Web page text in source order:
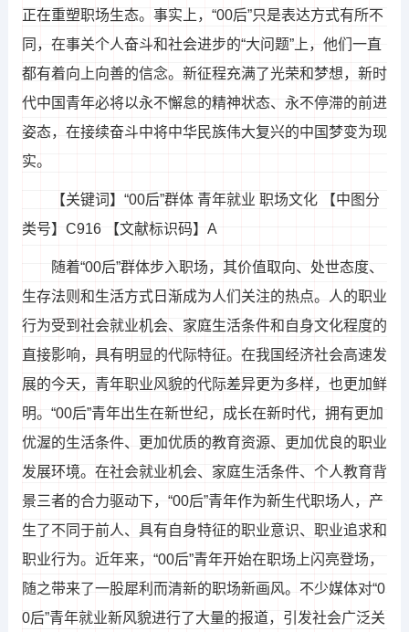
正在重塑职场生态。事实上，“00后”只是表达方式有所不
同，在事关个人奋斗和社会进步的“大问题”上，他们一直
都有着向上向善的信念。新征程充满了光荣和梦想，新时
代中国青年必将以永不懈怠的精神状态、永不停滞的前进
姿态，在接续奋斗中将中华民族伟大复兴的中国梦变为现
实。
【关键词】“00后”群体 青年就业 职场文化 【中图分
类号】C916 【文献标识码】A
随着“00后”群体步入职场，其价值取向、处世态度、
生存法则和生活方式日渐成为人们关注的热点。人的职业
行为受到社会就业机会、家庭生活条件和自身文化程度的
直接影响，具有明显的代际特征。在我国经济社会高速发
展的今天，青年职业风貌的代际差异更为多样，也更加鲜
明。“00后”青年出生在新世纪，成长在新时代，拥有更加
优渥的生活条件、更加优质的教育资源、更加优良的职业
发展环境。在社会就业机会、家庭生活条件、个人教育背
景三者的合力驱动下，“00后”青年作为新生代职场人，产
生了不同于前人、具有自身特征的职业意识、职业追求和
职业行为。近年来，“00后”青年开始在职场上闪亮登场，
随之带来了一股犀利而清新的职场新画风。不少媒体对“0
0后”青年就业新风貌进行了大量的报道，引发社会广泛关